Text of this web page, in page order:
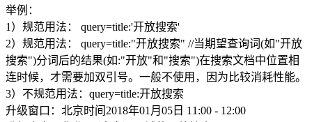
举例：
1）规范用法： query=title:'开放搜索'
2）规范用法： query=title:"开放搜索" //当期望查询词(如"开放
搜索")分词后的结果(如:"开放"和"搜索")在搜索文档中位置相
连时候，才需要加双引号。一般不使用，因为比较消耗性能。
3）不规范用法：query=title:开放搜索
升级窗口：北京时间2018年01月05日 11:00 - 12:00